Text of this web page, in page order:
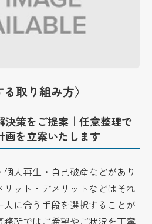
取り組み方〉
策をご提案｜任意整理で
画を立案いたします
人再生・自己破産などがあり
リット・デメリットなどはそれ
に合う手段を選択することが